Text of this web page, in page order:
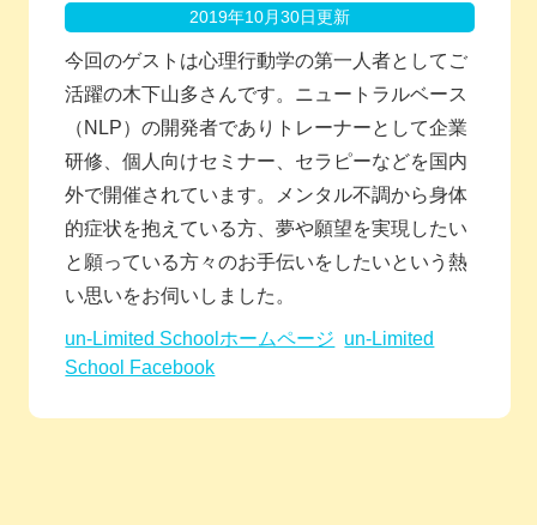
2019年10月30日更新
今回のゲストは心理行動学の第一人者としてご
活躍の木下山多さんです。ニュートラルベース
（NLP）の開発者でありトレーナーとして企業
研修、個人向けセミナー、セラピーなどを国内
外で開催されています。メンタル不調から身体
的症状を抱えている方、夢や願望を実現したい
と願っている方々のお手伝いをしたいという熱
い思いをお伺いしました。
un-Limited Schoolホームページ un-Limited
School Facebook